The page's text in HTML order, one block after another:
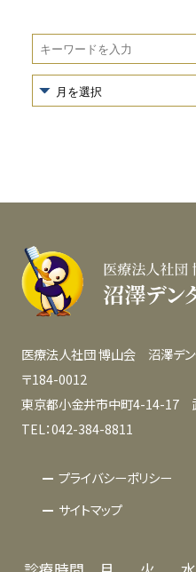
医療法人社団 博山会 沼澤デン
〒184-0012
東京都小金井市中町4-14-17
TEL：042-384-8811
プライバシーポリシー
サイトマップ